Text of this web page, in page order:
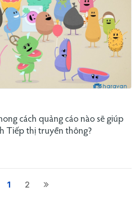
cách quảng cáo nào sẽ giúp
Tiếp thị truyền thông?
1 2